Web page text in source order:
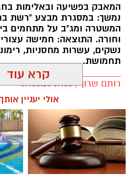
המאבק בפשיעה ובאלימות
נמשך: במסגרת מבצע "רשת
המשטרה ומג"ב על מתחמים
וחורה. התוצאה: חמישה
נשקים, עשרות מחסניות,
תחמושת.
רותם שרון / 17:35 09.08.26
תגים:משטרה
קרא עוד
אולי יעניין